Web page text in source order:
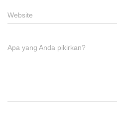
Website
Apa yang Anda pikirkan?